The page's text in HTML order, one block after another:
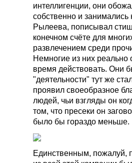
интеллигенции, они
собственно и занимались
Рылеева, пописывал
конечном счёте для
развлечением среди
Немногие из них реально
время действовать. Они
"деятельности" тут же
проявил своеобразное
людей, чьи взгляды он
том, что пресеки он
было бы гораздо меньше.
Единственным, пожалуй,